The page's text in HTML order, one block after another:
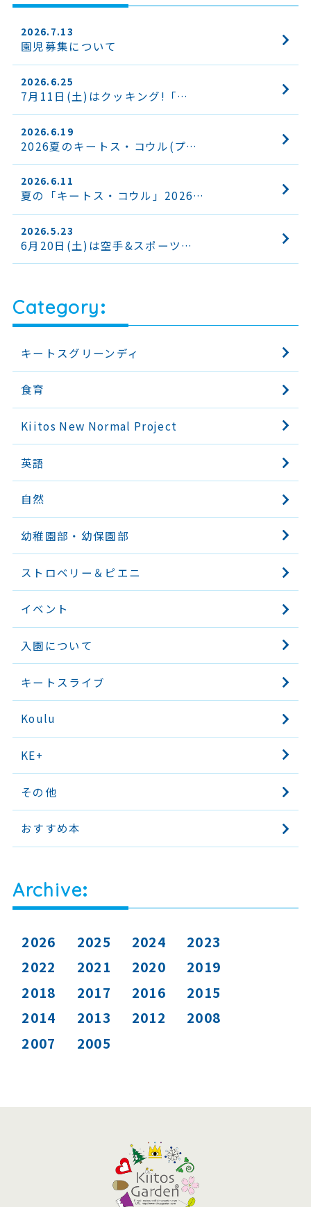
2026.7.13
園児募集について
2026.6.25
7月11日(土)はクッキング!「…
2026.6.19
2026夏のキートス・コウル(プ…
2026.6.11
夏の「キートス・コウル」2026…
2026.5.23
6月20日(土)は空手&スポーツ…
Category
キートスグリーンディ
食育
Kiitos New Normal Project
英語
自然
幼稚園部・幼保園部
ストロベリー＆ピエニ
イベント
入園について
キートスライブ
Koulu
KE+
その他
おすすめ本
Archive
2026 2025 2024
2023
2022
2021 2020
2019
2018
2017 2016
2015
2014
2013 2012
2008
2007
2005